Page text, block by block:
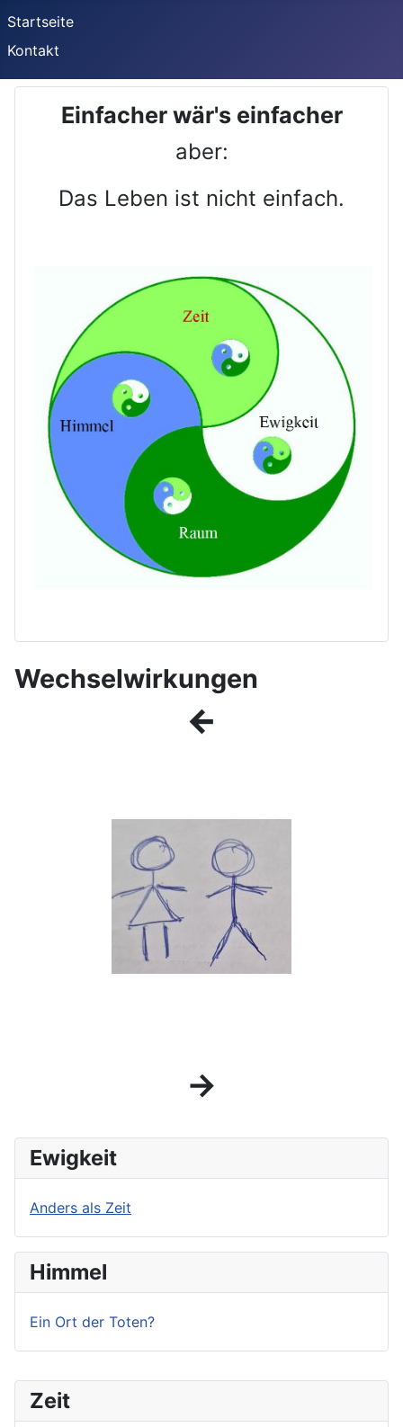
Startseite
Kontakt
Einfacher wär's einfacher
aber:
Das Leben ist nicht einfach.
Zeit
Wechselwirkungen
←
→
Ewigkeit
Anders als Zeit
Himmel
Ein Ort der Toten?